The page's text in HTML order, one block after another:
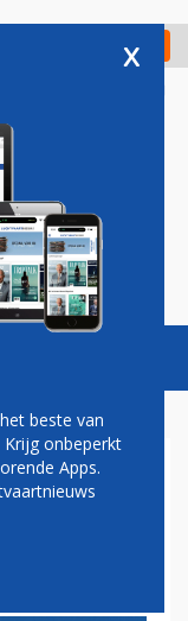
Check in
Vacatures
x
beste van
Krijg onbeperkt
Apps.